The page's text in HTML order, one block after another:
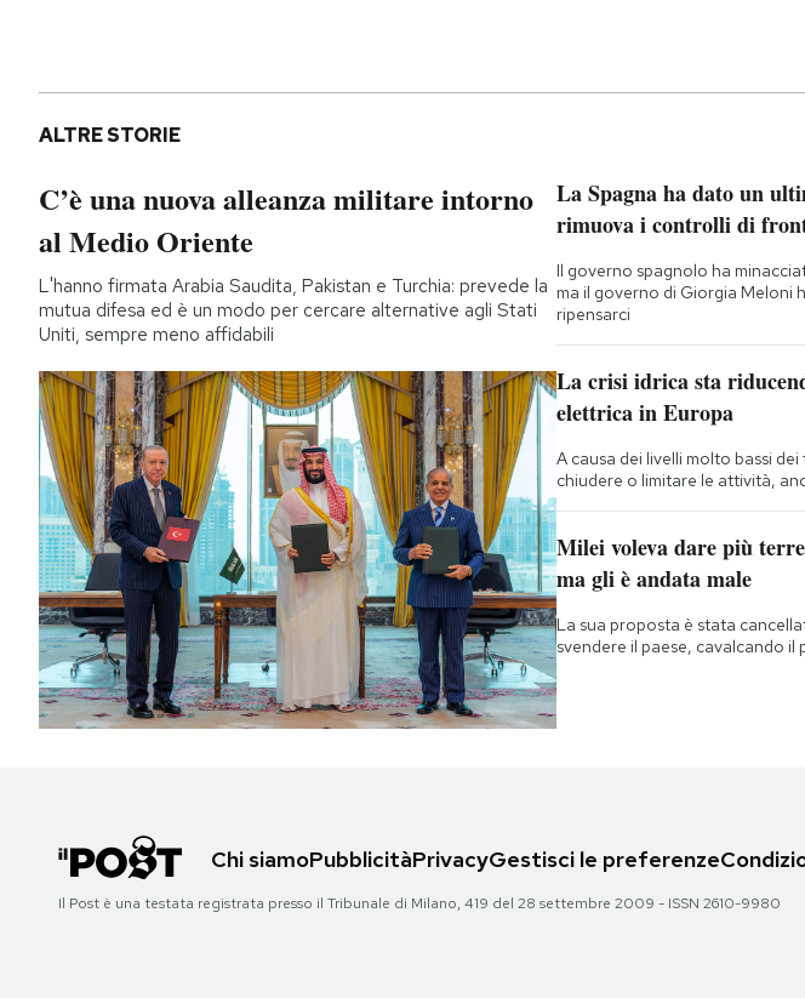
ALTRE STORIE
C’è una nuova alleanza militare intorno
al Medio Oriente
L'hanno firmata Arabia Saudita, Pakistan e Turchia: prevede la
mutua difesa ed è un modo per cercare alternative agli Stati
Uniti, sempre meno affidabili
La Spagna ha dato un
rimuova i controlli di
Il governo spagnolo ha
ma il governo di Giorgia Meloni
ripensarci
La crisi idrica sta
elettrica in Europa
A causa dei livelli molto bassi
chiudere o limitare le attività,
Milei voleva dare più
ma gli è andata male
La sua proposta è stata
svendere il paese, cavalcando
Chi siamoPubblicitàPrivacyGestisci le preferenze
Il Post è una testata registrata presso il Tribunale di Milano, 419 del 28 settembre 2009 - ISSN 2610-9980